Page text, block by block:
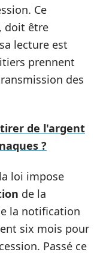
Ce
doit être
lecture est
prennent
des
de l'argent
?
loi impose
de la
la notification
six mois pour
Passé ce